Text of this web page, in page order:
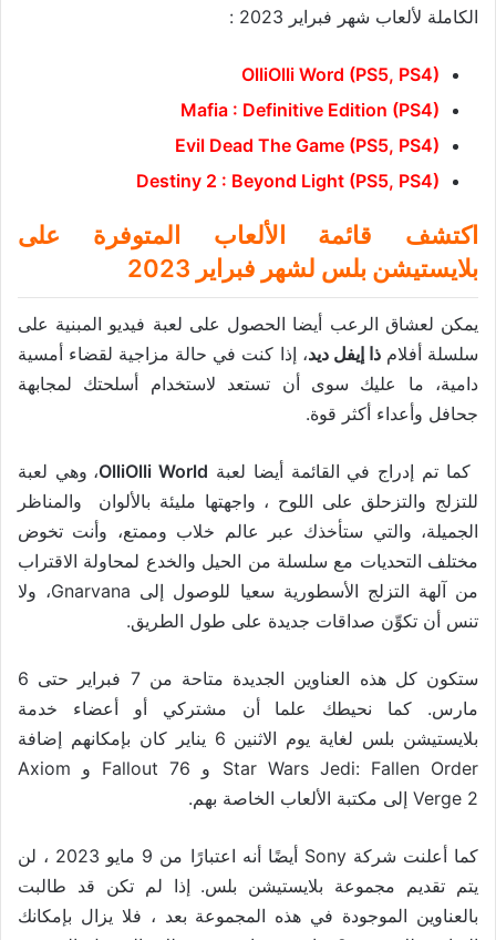
الكاملة لألعاب شهر فبراير 2023 :
OlliOlli Word (PS5, PS4)
Mafia : Definitive Edition (PS4)
Evil Dead The Game (PS5, PS4)
Destiny 2 : Beyond Light (PS5, PS4)
اكتشف قائمة الألعاب المتوفرة على
بلايستيشن بلس لشهر فبراير 2023
يمكن لعشاق الرعب أيضا الحصول على لعبة فيديو المبنية على
سلسلة أفلامذا إيفل ديد، إذا كنت في حالة مزاجية لقضاء أمسية
دامية، ما عليك سوى أن تستعد لاستخدام أسلحتك لمجابهة
جحافل وأعداء أكثر قوة.
كما تم إدراج في القائمة أيضا لعبة OlliOlli World، وهي لعبة
للتزلج والتزحلق على اللوح ، واجهتها مليئة بالألوان والمناظر
الجميلة، والتي ستأخذك عبر عالم خلاب وممتع، وأنت تخوض
مختلف التحديات مع سلسلة من الحيل والخدع لمحاولة الاقتراب
من آلهة التزلج الأسطورية سعيا للوصول إلى Gnarvana، ولا
تنس أن تكوِّن صداقات جديدة على طول الطريق.
ستكون كل هذه العناوين الجديدة متاحة من 7 فبراير حتى 6
مارس. كما نحيطك علما أن مشتركي أو أعضاء خدمة
بلايستيشن بلس لغاية يوم الاثنين 6 يناير كان بإمكانهم إضافة
Star Wars Jedi: Fallen Order و Fallout 76 و Axiom
Verge 2 إلى مكتبة الألعاب الخاصة بهم.
كما أعلنت شركة Sony أيضًا أنه اعتبارًا من 9 مايو 2023 ، لن
يتم تقديم مجموعة بلايستيشن بلس. إذا لم تكن قد طالبت
بالعناوين الموجودة في هذه المجموعة بعد ، فلا يزال بإمكانك